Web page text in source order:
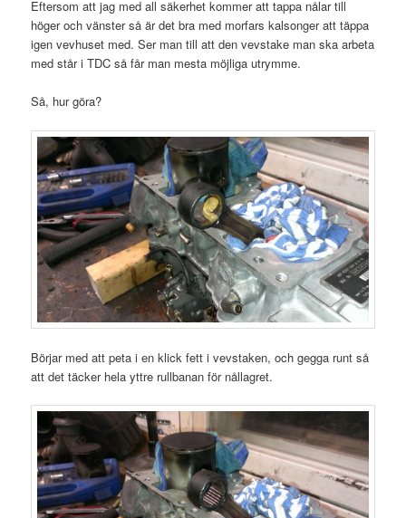
Eftersom att jag med all säkerhet kommer att tappa nålar till
höger och vänster så är det bra med morfars kalsonger att täppa
igen vevhuset med. Ser man till att den vevstake man ska arbeta
med står i TDC så får man mesta möjliga utrymme.
Så, hur göra?
Börjar med att peta i en klick fett i vevstaken, och gegga runt så
att det täcker hela yttre rullbanan för nållagret.